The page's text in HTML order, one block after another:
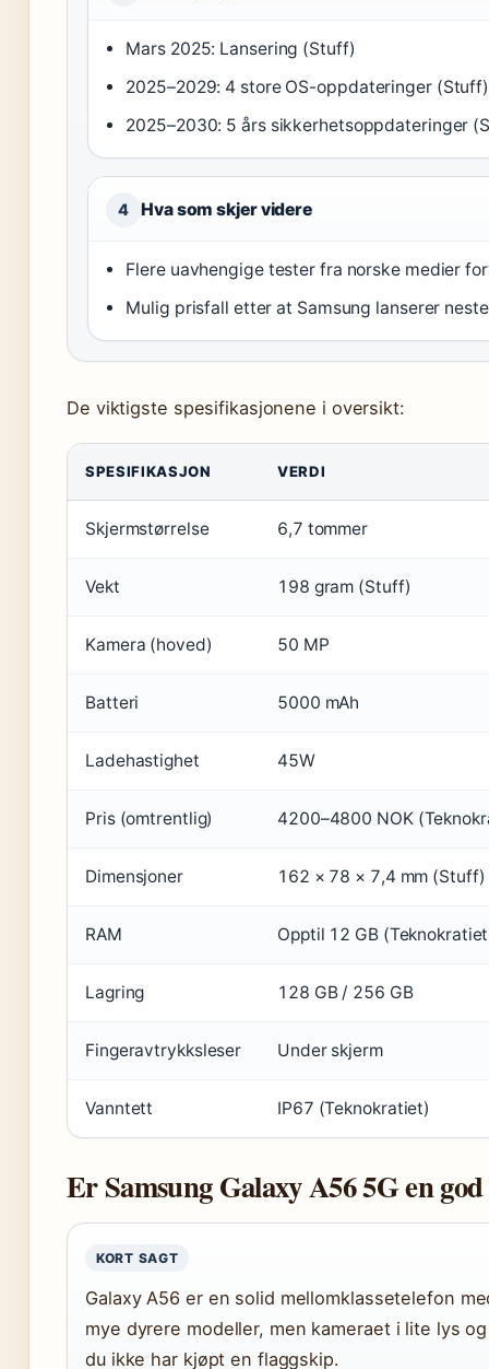
Mars 2025: Lansering (Stuff)
2025–2029: 4 store OS-oppdateringer (Stuff)
2025–2030: 5 års sikkerhetsoppdateringer
4 Hva som skjer videre
Flere uavhengige tester fra norske medier
Mulig prisfall etter at Samsung lanserer
De viktigste spesifikasjonene i oversikt:
SPESIFIKASJON VERDI
Skjermstørrelse 6,7 tommer
Vekt 198 gram (Stuff)
Kamera (hoved) 50 MP
Batteri 5000 mAh
Ladehastighet 45W
Pris (omtrentlig) 4200–4800 NOK
Dimensjoner 162 × 78 × 7,4 mm (Stuff)
RAM Opptil 12 GB
Lagring 128 GB / 256 GB
Fingeravtrykksleser Under skjerm
Vanntett IP67 (Teknokratiet)
Er Samsung Galaxy A56 5G en
KORT SAGT
Galaxy A56 er en solid mellomklassetelefon
mye dyrere modeller, men kameraet i lite lys
du ikke har kjøpt en flaggskip.